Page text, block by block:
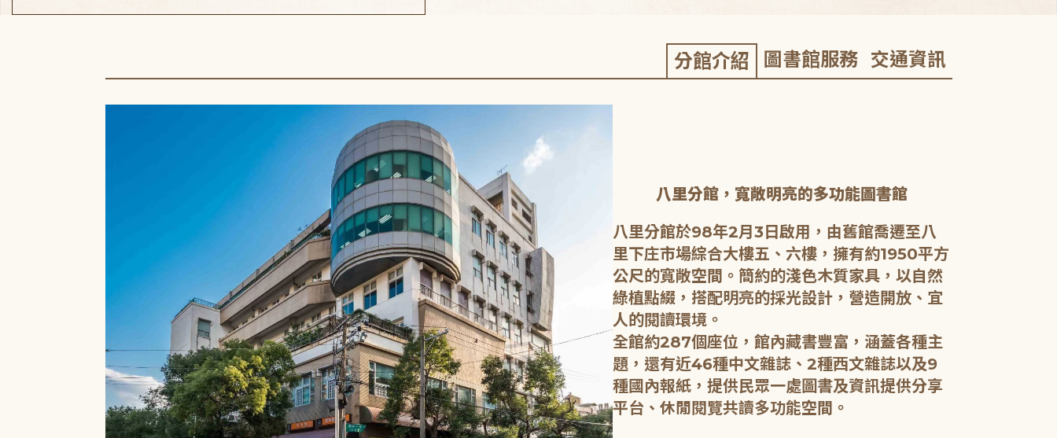
分館介紹 圖書館服務 交通資訊
八里分館，寬敞明亮的多功能圖書館
八里分館於98年2月3日啟用，由舊館喬遷至八
里下庄市場綜合大樓五、六樓，擁有約1950平方
公尺的寬敞空間。簡約的淺色木質家具，以自然
綠植點綴，搭配明亮的採光設計，營造開放、宜
人的閱讀環境。
全館約287個座位，館內藏書豐富，涵蓋各種主
題，還有近46種中文雜誌、2種西文雜誌以及9
種國內報紙，提供民眾一處圖書及資訊提供分享